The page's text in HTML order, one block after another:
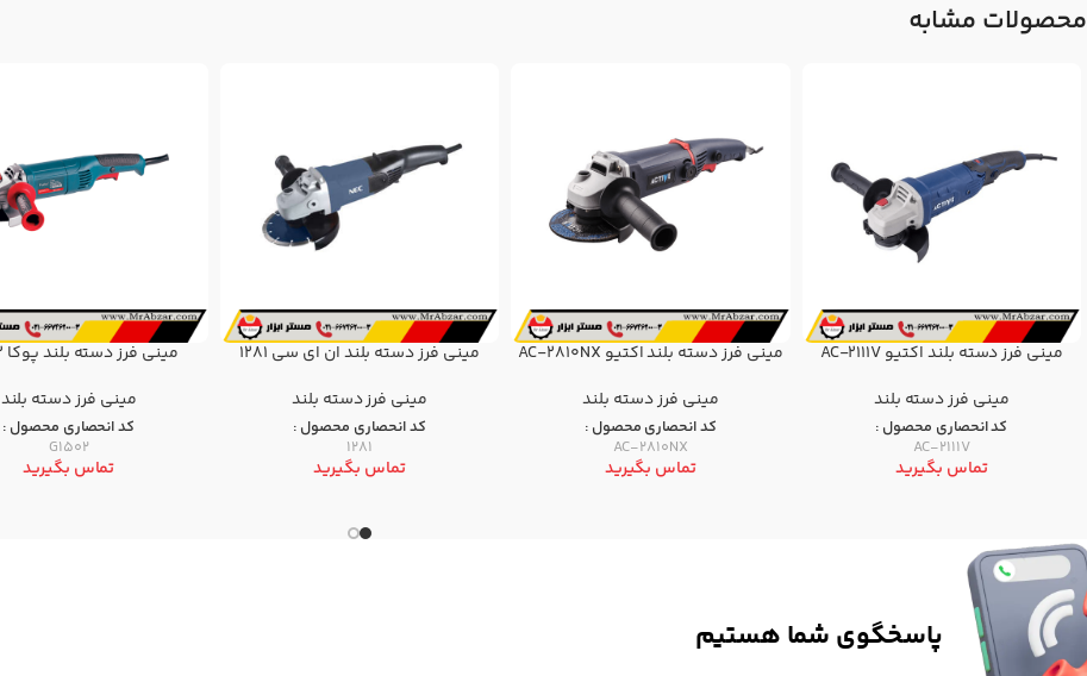
محصولات مشابه
مینی فرز دسته بلند اکتیو AC-2111V
مینی فرز دسته بلند
کد انحصاری محصول :
AC-2111V
تماس بگیرید
مینی فرز دسته بلند اکتیو AC-2810NX
مینی فرز دسته بلند
کد انحصاری محصول :
AC-2810NX
تماس بگیرید
مینی فرز دسته بلند ان ای سی 1281
مینی فرز دسته بلند
کد انحصاری محصول :
1281
تماس بگیرید
مینی فرز دسته بلند پوکا G1502
مینی فرز دسته بلند
کد انحصاری محصول :
G1502
تماس بگیرید
پاسخگوی شما هستیم